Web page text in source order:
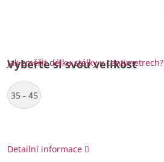
Jak změřit délku stélky v centimetrech?
Vyberte si svou velikost
35 - 45
Detailní informace